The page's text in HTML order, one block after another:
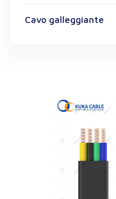
Cavo galleggiante